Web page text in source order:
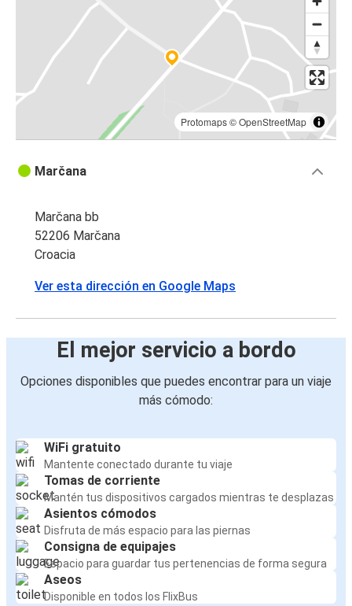
Protomaps©OpenStreetMap
Marčana
Marčana bb
52206 Marčana
Croacia
Ver esta dirección en Google Maps
El mejor servicio a bordo
Opciones disponibles que puedes encontrar para un viaje
más cómodo:
WiFi gratuito
Mantente conectado durante tu viaje
Tomas de corriente
Mantén tus dispositivos cargados mientras te desplazas
Asientos cómodos
Disfruta de más espacio para las piernas
Consigna de equipajes
Espacio para guardar tus pertenencias de forma segura
Aseos
Disponible en todos los FlixBus